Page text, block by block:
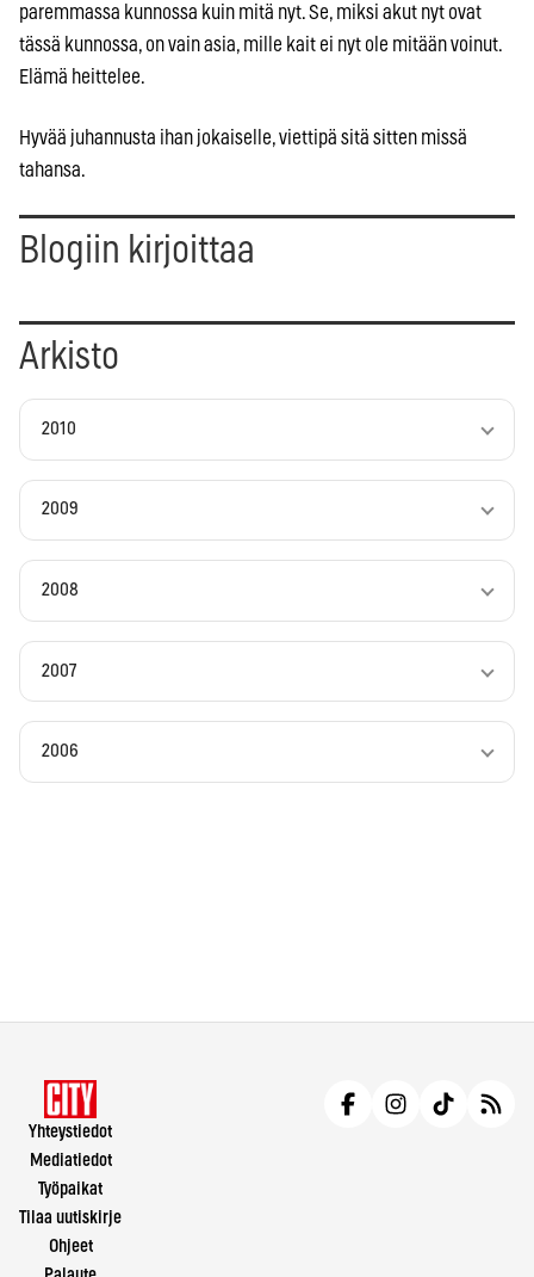
paremmassa kunnossa kuin mitä nyt. Se, miksi akut nyt ovat
tässä kunnossa, on vain asia, mille kait ei nyt ole mitään voinut.
Elämä heittelee.
Hyvää juhannusta ihan jokaiselle, viettipä sitä sitten missä
tahansa.
Blogiin kirjoittaa
Arkisto
2010
2009
2008
2007
2006
Yhteystiedot
Mediatiedot
Työpaikat
Tilaa uutiskirje
Ohjeet